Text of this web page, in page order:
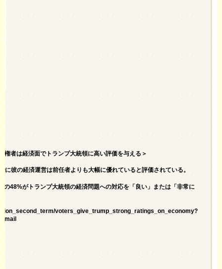
者は経済面でトランプ大統領に高い評価を与える＞
彼の経済運営は前任者よりも大幅に優れていると評価されている。
48%がトランプ大統領の経済問題への対応を「良い」または「非常に
voters_give_trump_strong_ratings_on_economy?